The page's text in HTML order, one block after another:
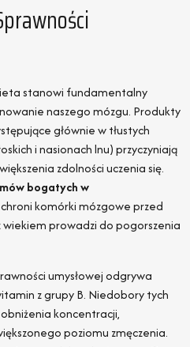
stanowi fundamentalny
naszego mózgu. Produkty
głównie w tłustych
i nasionach lnu) przyczyniają
zdolności uczenia się.
bogatych w
komórki mózgowe przed
prowadzi do pogorszenia
umysłowej odgrywa
z grupy B. Niedobory tych
koncentracji,
poziomu zmęczenia.